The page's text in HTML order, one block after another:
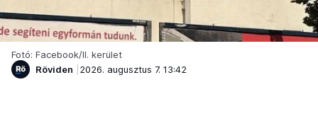
Fotó: Facebook/II. kerület
Röviden
2026. augusztus 7. 13:42